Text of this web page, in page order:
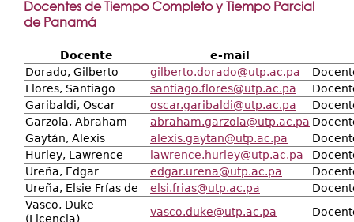
Docentes de Tiempo Completo y Tiempo Parcial
de Panamá
Docente
e-mail
Dorado, Gilberto
gilberto.dorado@utp.ac.pa
Flores, Santiago
santiago.flores@utp.ac.pa
Garibaldi, Oscar
oscar.garibaldi@utp.ac.pa
Garzola, Abraham
abraham.garzola@utp.ac.pa
Gaytán, Alexis
alexis.gaytan@utp.ac.pa
Hurley, Lawrence
lawrence.hurley@utp.ac.pa
Ureña, Edgar
edgar.urena@utp.ac.pa
Ureña, Elsie Frías de
elsi.frias@utp.ac.pa
Vasco, Duke
(Licencia)
vasco.duke@utp.ac.pa